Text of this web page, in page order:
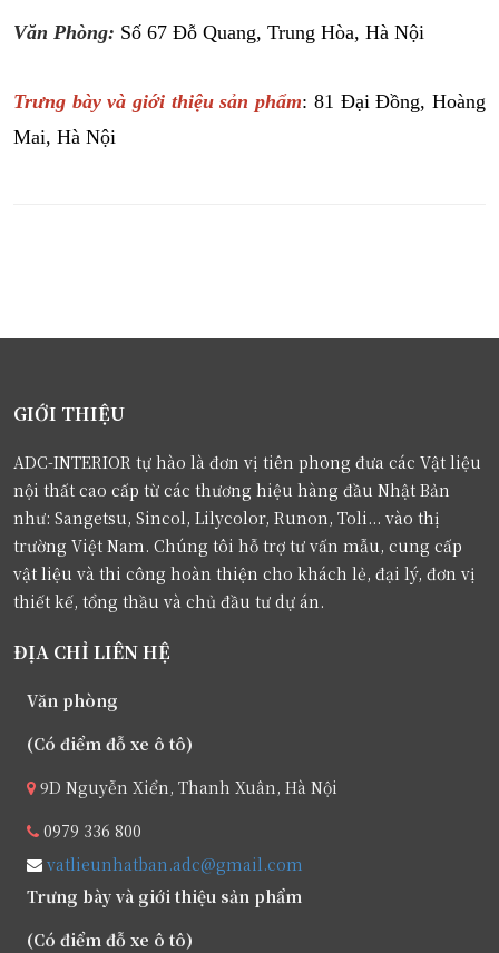
Văn Phòng: Số 67 Đỗ Quang, Trung Hòa, Hà Nội
Trưng bày và giới thiệu sản phẩm: 81 Đại Đồng, Hoàng
Mai, Hà Nội
GIỚI THIỆU
ADC-INTERIOR tự hào là đơn vị tiên phong đưa các Vật liệu
nội thất cao cấp từ các thương hiệu hàng đầu Nhật Bản
như: Sangetsu, Sincol, Lilycolor, Runon, Toli... vào thị
trường Việt Nam. Chúng tôi hỗ trợ tư vấn mẫu, cung cấp
vật liệu và thi công hoàn thiện cho khách lẻ, đại lý, đơn vị
thiết kế, tổng thầu và chủ đầu tư dự án.
ĐỊA CHỈ LIÊN HỆ
Văn phòng
(Có điểm đỗ xe ô tô)
9D Nguyễn Xiển, Thanh Xuân, Hà Nội
0979 336 800
vatlieunhatban.adc@gmail.com
Trưng bày và giới thiệu sản phẩm
(Có điểm đỗ xe ô tô)